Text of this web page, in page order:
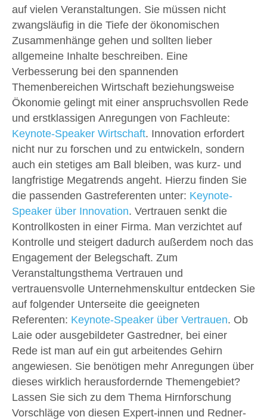
auf vielen Veranstaltungen. Sie müssen nicht
zwangsläufig in die Tiefe der ökonomischen
Zusammenhänge gehen und sollten lieber
allgemeine Inhalte beschreiben. Eine
Verbesserung bei den spannenden
Themenbereichen Wirtschaft beziehungsweise
Ökonomie gelingt mit einer anspruchsvollen Rede
und erstklassigen Anregungen von Fachleute:
Keynote-Speaker Wirtschaft. Innovation erfordert
nicht nur zu forschen und zu entwickeln, sondern
auch ein stetiges am Ball bleiben, was kurz- und
langfristige Megatrends angeht. Hierzu finden Sie
die passenden Gastreferenten unter: Keynote-
Speaker über Innovation. Vertrauen senkt die
Kontrollkosten in einer Firma. Man verzichtet auf
Kontrolle und steigert dadurch außerdem noch das
Engagement der Belegschaft. Zum
Veranstaltungsthema Vertrauen und
vertrauensvolle Unternehmenskultur entdecken Sie
auf folgender Unterseite die geeigneten
Referenten: Keynote-Speaker über Vertrauen. Ob
Laie oder ausgebildeter Gastredner, bei einer
Rede ist man auf ein gut arbeitendes Gehirn
angewiesen. Sie benötigen mehr Anregungen über
dieses wirklich herausfordernde Themengebiet?
Lassen Sie sich zu dem Thema Hirnforschung
Vorschläge von diesen Expert-innen und Redner-